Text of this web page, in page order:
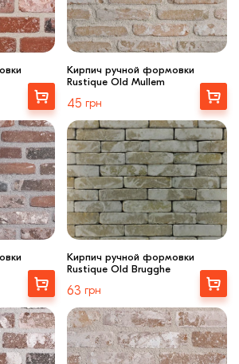
Выбрать
Кирпич ручной формовки
Rustique Old Mullem
45 грн
Купити
Купити
Кирпич ручной формовки
Rustique Old Brugghe
63 грн
Выбрать